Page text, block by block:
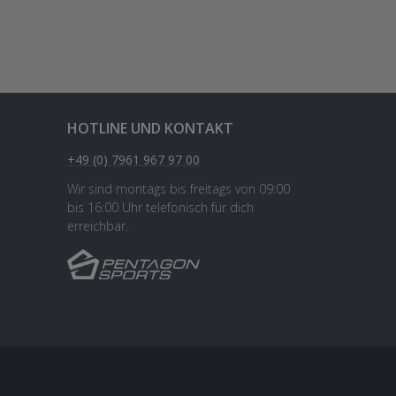
HOTLINE UND KONTAKT
+49 (0) 7961 967 97 00
Wir sind montags bis freitags von 09:00
bis 16:00 Uhr telefonisch für dich
erreichbar.